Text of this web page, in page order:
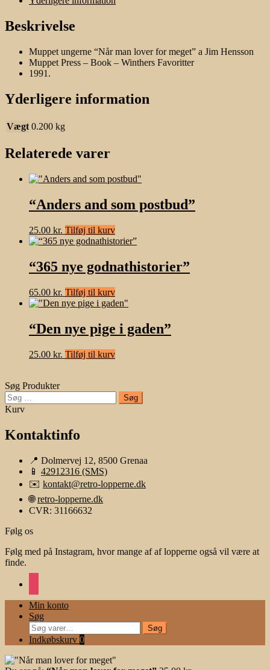
Beskrivelse
Muppet ungerne “Når man lover for meget” a Jim Hensson
Muppet Press – Book – Winthers Favoritter
1991.
Yderligere information
Vægt 0.200 kg
Relaterede varer
“Anders and som postbud”
25.00 kr. Tilføj til kurv
“365 nye godnathistorier”
65.00 kr. Tilføj til kurv
“Den nye pige i gaden”
25.00 kr. Tilføj til kurv
Søg Produkter
Søg
efter:
Kurv
Kontaktinfo
📍 Dolmervej 12, 8500 Grenaa
📱 42912316 (SMS)
✉️ kontakt@retro-lopperne.dk
🌐retro-lopperne.dk
CVR: 31166632
Følg os
Følg med på Instagram, hvor mange af af lopperne også vil være at
finde.
Min konto
Søg
Søg
efter:
Søg
Indkøbskurv 0